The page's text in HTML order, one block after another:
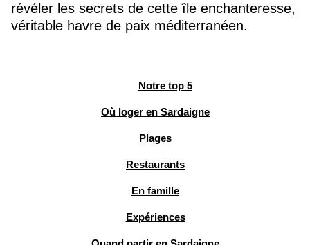
révéler les secrets de cette île enchanteresse,
véritable havre de paix méditerranéen.
Notre top 5
Où loger en Sardaigne
Plages
Restaurants
En famille
Expériences